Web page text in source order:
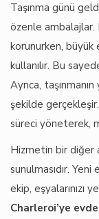
Taşınma günü
özenle ambalajlar.
korunurken, büyük
kullanılır. Bu
Ayrıca,
şekilde
süreci yöneterek,
Hizmetin bir diğer
sunulmasıdır.
ekip, eşyalarınızı
Charleroi’ye